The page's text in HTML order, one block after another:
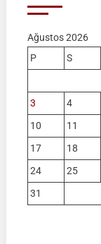
Ağustos 2026
P
S
3
4
10
11
17
18
24
25
31